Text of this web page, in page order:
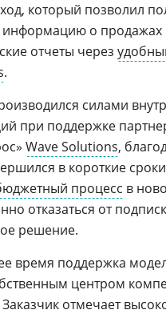
который позволил
информацию о продажах
отчеты через
.
силами
при поддержке
Wave Solutions,
в короткие
процесс в
отказаться от
решение.
время поддержка
центром
отмечает